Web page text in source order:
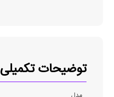
توضیحات تکمیلی